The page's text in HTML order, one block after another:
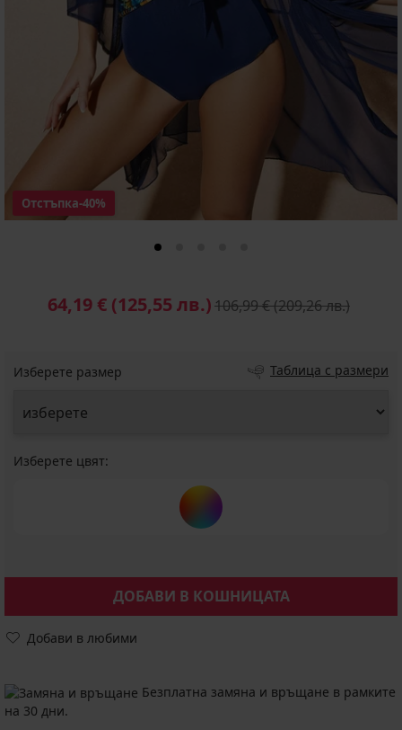
Отстъпка-40%
64,19 € (125,55 лв.)106,99 €(209,26 лв.)
Изберете размер Таблица с размери
Изберете цвят:
ДОБАВИ В КОШНИЦАТА
Добави в любими
Безплатна замяна и връщане в рамките
на 30 дни.